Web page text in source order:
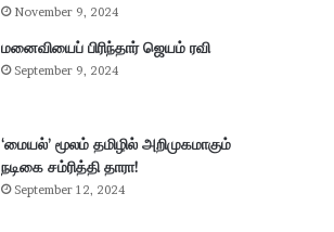
November 9, 2024
மனைவியைப் பிரிந்தார் ஜெயம் ரவி
September 9, 2024
‘மையல்’ மூலம் தமிழில் அறிமுகமாகும்
நடிகை சம்ரித்தி தாரா!
September 12, 2024